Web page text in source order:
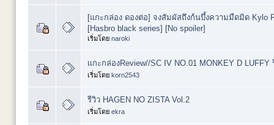
[แกะกล่อง ดองต่อ] จงสัมผัสถึงก้นบึ้งความมืดมิด Kylo
[Hasbro black series] [No spoiler]
เริ่มโดย naroki
เเกะกล่องReview//SC IV NO.01 MONKEY D
เริ่มโดย korn2543
รีวิว HAGEN NO ZISTA Vol.2
เริ่มโดย ekra